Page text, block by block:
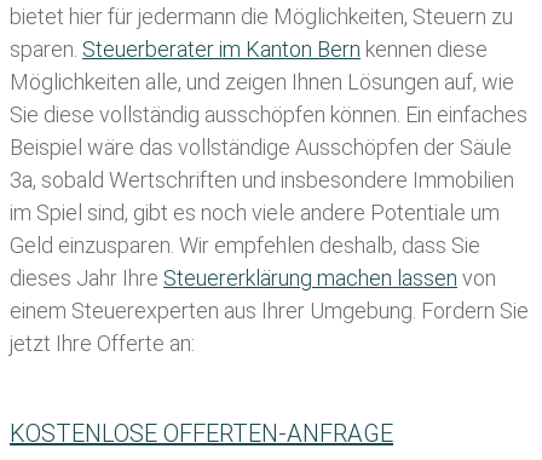
bietet hier für jedermann die Möglichkeiten, Steuern zu
sparen. Steuerberater im K anton Bern kennen diese
Möglichkeiten alle, und zeigen Ihnen Lösungen auf, wie
Sie diese vollständig ausschöpfen können. Ein einfaches
Beispiel wäre das vollständige Ausschöpfen der Säule
3a, sobald Wertschriften und insbesondere Immobilien
im Spiel sind, gibt es noch viele andere Potentiale um
Geld einzusparen. Wir empfehlen deshalb, dass Sie
dieses Jahr Ihre Steuererklärung machen lassen von
einem Steuerexperten aus Ihrer Umgebung. Fordern Sie
jetzt Ihre Offerte an:
KOSTENLOSE OFFERTEN-ANFRAGE